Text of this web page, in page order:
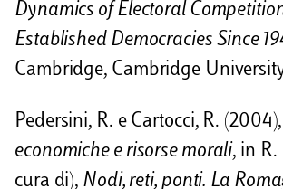
Dynamics of Electoral
Established Democracies Since
Cambridge, Cambridge
Pedersini, R. e Cartocci, R. (2004),
economiche e risorse morali, in R.
cura di), Nodi, reti, ponti. La